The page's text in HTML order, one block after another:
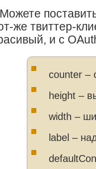
Можете
же твиттер-
и с
counter –
height –
width –
label –